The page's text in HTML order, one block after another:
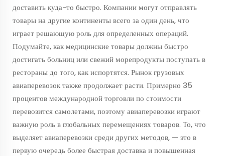
доставить куда-то быстро. Компании могут отправлять
товары на другие континенты всего за один день, что
играет решающую роль для определенных операций.
Подумайте, как медицинские товары должны быстро
достигать больниц или свежий морепродукты поступать в
рестораны до того, как испортятся. Рынок грузовых
авиаперевозок также продолжает расти. Примерно 35
процентов международной торговли по стоимости
перевозится самолетами, поэтому авиаперевозки играют
важную роль в глобальных перемещениях товаров. То, что
выделяет авиаперевозки среди других методов, — это в
первую очередь более быстрая доставка и повышенная